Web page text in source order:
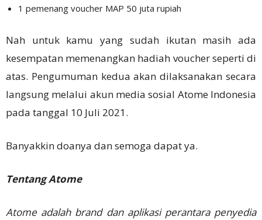
1 pemenang voucher MAP 50 juta rupiah
Nah untuk kamu yang sudah ikutan masih ada
kesempatan memenangkan hadiah voucher seperti di
atas. Pengumuman kedua akan dilaksanakan secara
langsung melalui akun media sosial Atome Indonesia
pada tanggal 10 Juli 2021.
Banyakkin doanya dan semoga dapat ya.
Tentang Atome
Atome adalah brand dan aplikasi perantara penyedia